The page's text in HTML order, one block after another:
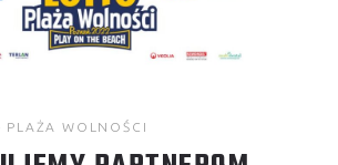
PLAŻA WOLNOŚCI